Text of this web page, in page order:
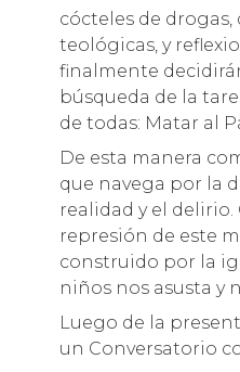
cócteles de drogas,
teológicas, y
finalmente
búsqueda de la
de todas: Matar al
De esta manera
que navega por la
realidad y el delirio.
represión de este
construido por la
niños nos asusta y
Luego de la
un Conversatorio